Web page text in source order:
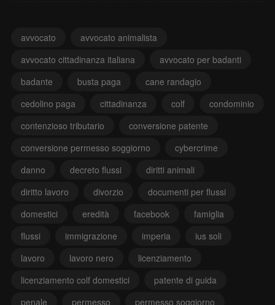
avvocato
avvocato animalista
avvocato cittadinanza italiana
avvocato per badanti
badante
busta paga
cane randagio
cedolino paga
cittadinanza colf
condominio
contenzioso tributario
conversione patente
conversione permesso soggiorno
cybercrime
danno
decreto flussi
diritti animali
diritto lavoro
divorzio
documenti per flussi
domestici
eredità facebook
famiglia
flussi
immigrazione imperia
ius soli
lavoro
lavoro nero
licenziamento
licenziamento colf domestici
patente di guida
penale
permesso permesso soggiorno